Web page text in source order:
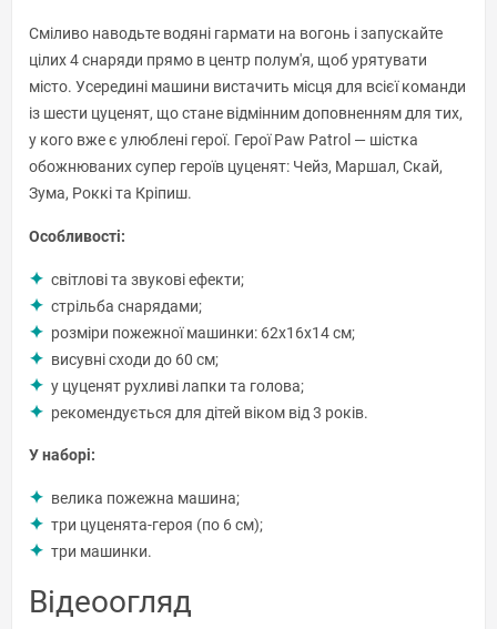
Сміливо наводьте водяні гармати на вогонь і запускайте
цілих 4 снаряди прямо в центр полум'я, щоб урятувати
місто. Усередині машини вистачить місця для всієї команди
із шести цуценят, що стане відмінним доповненням для тих,
у кого вже є улюблені герої. Герої Paw Patrol ― шістка
обожнюваних супер героїв цуценят: Чейз, Маршал, Скай,
Зума, Роккі та Кріпиш.
Особливості:
світлові та звукові ефекти;
стрільба снарядами;
розміри пожежної машинки: 62x16x14 см;
висувні сходи до 60 см;
у цуценят рухливі лапки та голова;
рекомендується для дітей віком від 3 років.
У наборі:
велика пожежна машина;
три цуценята-героя (по 6 см);
три машинки.
Відеоогляд